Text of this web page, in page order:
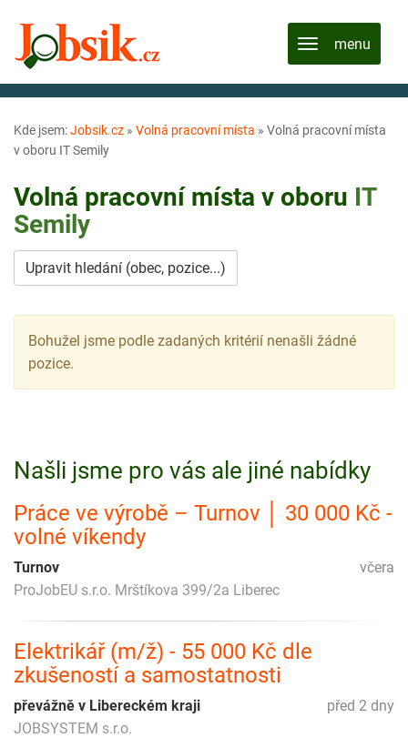
Kde jsem:Jobsik.cz » Volná pracovní místa » Volná pracovní místa
v oboru IT Semily
Volná pracovní místa v oboru IT
Semily
Upravit hledání (obec, pozice...)
Bohužel jsme podle zadaných kritérií nenašli žádné
pozice.
Našli jsme pro vás ale jiné nabídky
Práce ve výrobě – Turnov │ 30 000 Kč -
volné víkendy
včera
Turnov
ProJobEU s.r.o. Mrštíkova 399/2a Liberec
Elektrikář (m/ž) - 55 000 Kč dle
zkušeností a samostatnosti
před 2 dny
převážně v Libereckém kraji
JOBSYSTEM s.r.o.